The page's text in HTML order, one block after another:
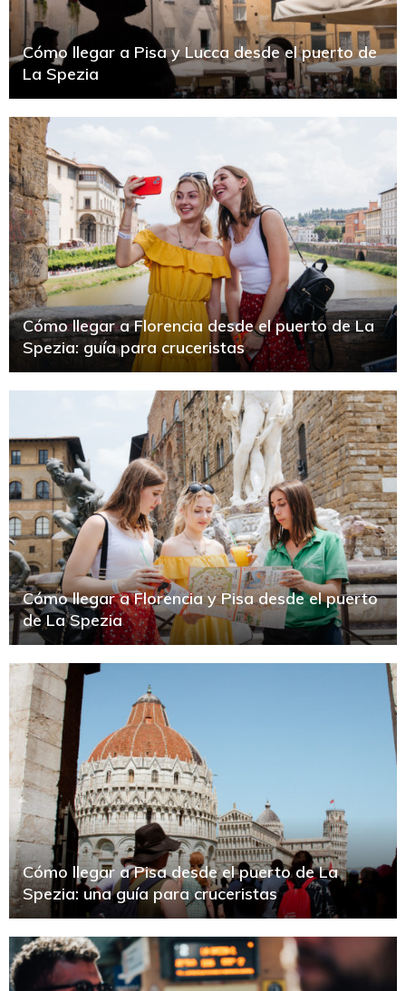
Cómo llegar a Pisa y Lucca desde el puerto de
La Spezia
Cómo llegar a Florencia desde el puerto de La
Spezia: guía para cruceristas
Cómo llegar a Florencia y Pisa desde el puerto
de La Spezia
Cómo llegar a Pisa desde el puerto de La
Spezia: una guía para cruceristas